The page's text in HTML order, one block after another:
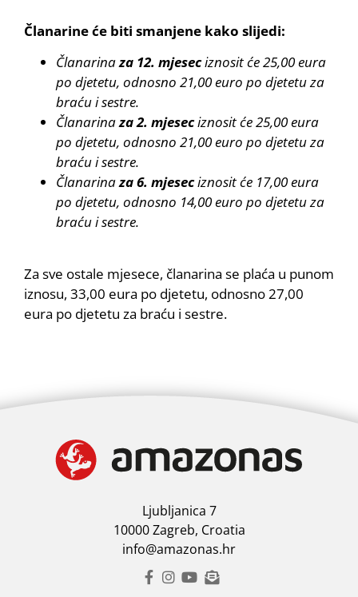
Članarine će biti smanjene kako slijedi:
Članarinaza 12. mjeseciznosit će 25,00 eura
po djetetu, odnosno 21,00 euro po djetetu za
braću i sestre.
Članarinaza 2. mjeseciznosit će 25,00 eura
po djetetu, odnosno 21,00 euro po djetetu za
braću i sestre.
Članarinaza 6. mjeseciznosit će 17,00 eura
po djetetu, odnosno 14,00 euro po djetetu za
braću i sestre.
Za sve ostale mjesece, članarina se plaća u punom
iznosu, 33,00 eura po djetetu, odnosno 27,00
eura po djetetu za braću i sestre.
Ljubljanica 7
10000 Zagreb, Croatia
info@amazonas.hr